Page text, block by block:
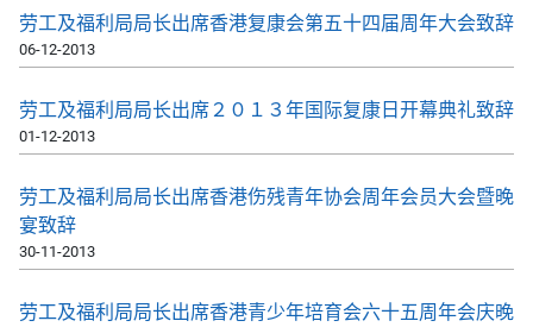
劳工及福利局局长出席香港复康会第五十四届周年大会致辞
06-12-2013
劳工及福利局局长出席２０１３年国际复康日开幕典礼致辞
01-12-2013
劳工及福利局局长出席香港伤残青年协会周年会员大会暨晚
宴致辞
30-11-2013
劳工及福利局局长出席香港青少年培育会六十五周年会庆晚